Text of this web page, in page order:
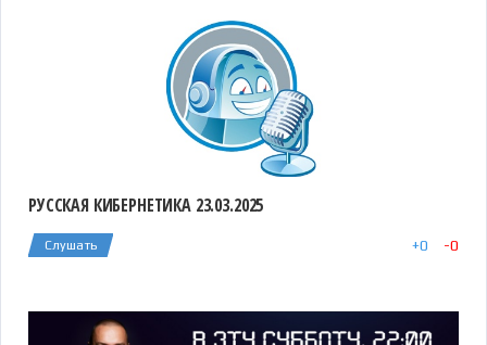
РУССКАЯ КИБЕРНЕТИКА 23.03.2025
Слушать +0 -0